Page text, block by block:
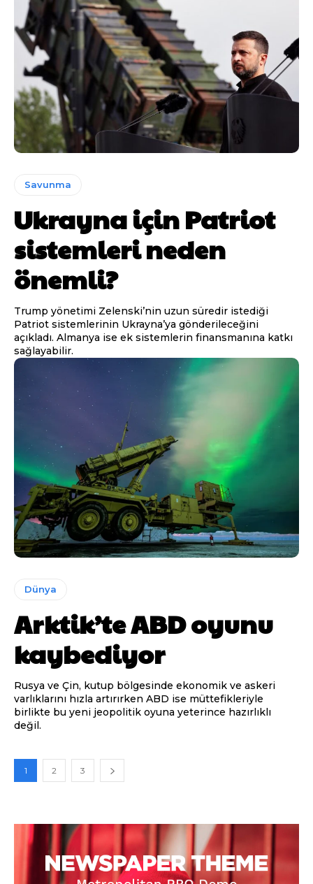
Savunma
Ukrayna için Patriot
sistemleri neden
önemli?
Trump yönetimi Zelenski’nin uzun süredir istediği
Patriot sistemlerinin Ukrayna’ya gönderileceğini
açıkladı. Almanya ise ek sistemlerin finansmanına katkı
sağlayabilir.
Dünya
Arktik’te ABD oyunu
kaybediyor
Rusya ve Çin, kutup bölgesinde ekonomik ve askeri
varlıklarını hızla artırırken ABD ise müttefikleriyle
birlikte bu yeni jeopolitik oyuna yeterince hazırlıklı
değil.
1 2 3